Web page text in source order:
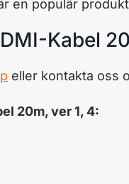
en populär
Kabel
eller kontakta oss
20m, ver 1, 4: